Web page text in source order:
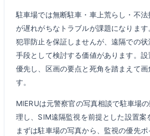
駐車場では無断駐車・車上荒らし・不
が遅れがちなトラブルが課題になりま
犯罪防止を保証しませんが、遠隔での
手段として検討する価値があります。
優先し、区画の要点と死角を踏まえて画
す。
MIERUは元警察官の写真相談で駐車場
理し、SIM遠隔監視を前提とした設置案
まずは駐車場の写真から、監視の優先